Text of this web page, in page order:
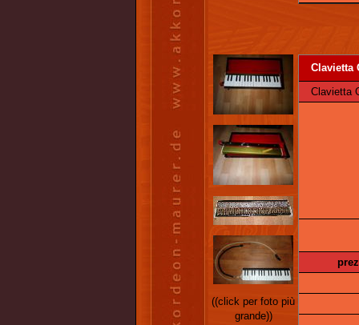
((click per foto più
grande))
Clavietta
Clavietta